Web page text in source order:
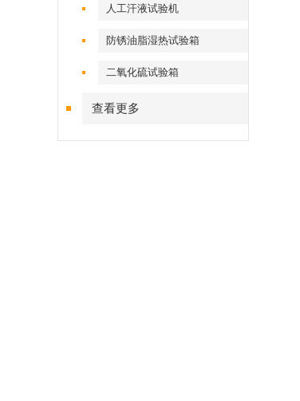
人工汗液试验机
防锈油脂湿热试验箱
二氧化硫试验箱
查看更多